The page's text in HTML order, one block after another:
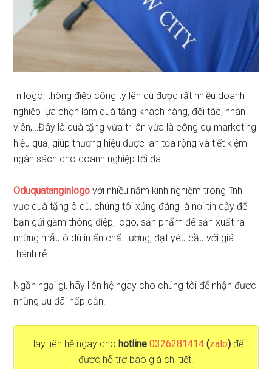
In logo, thông điệp công ty lên dù được rất nhiều doanh
nghiệp lựa chọn làm quà tặng khách hàng, đối tác, nhân
viên,…Đây là quà tặng vừa tri ân vừa là công cụ marketing
hiệu quả, giúp thương hiệu được lan tỏa rộng và tiết kiệm
ngân sách cho doanh nghiệp tối đa.
Oduquatanginlogo với nhiều năm kinh nghiệm trong lĩnh
vực quà tặng ô dù, chúng tôi xứng đáng là nơi tin cậy để
bạn gửi gắm thông điệp, logo, sản phẩm để sản xuất ra
những mẫu ô dù in ấn chất lượng, đạt yêu cầu với giá
thành rẻ.
Ngần ngại gì, hãy liên hệ ngay cho chúng tôi để nhận được
những ưu đãi hấp dẫn.
Hãy liên hệ ngay cho hotline 0326281414(zalo)để
được hỗ trợ báo giá chi tiết.